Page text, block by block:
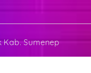
Kab. Sumenep